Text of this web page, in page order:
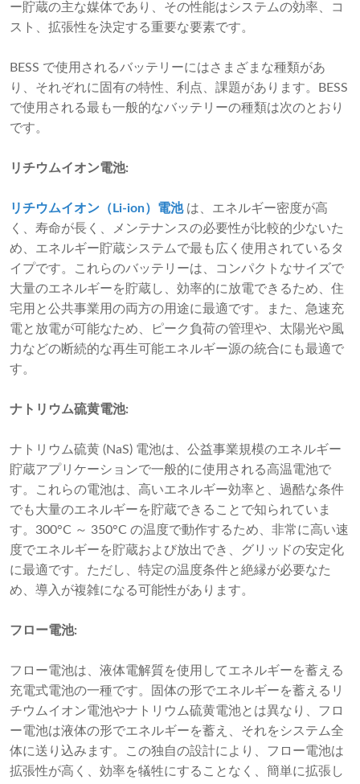
ー貯蔵の主な媒体であり、その性能はシステムの効率、コ
スト、拡張性を決定する重要な要素です。
BESS で使用されるバッテリーにはさまざまな種類があ
り、それぞれに固有の特性、利点、課題があります。BESS
で使用される最も一般的なバッテリーの種類は次のとおり
です。
リチウムイオン電池:
リチウムイオン（Li-ion）電池は、エネルギー密度が高
く、寿命が長く、メンテナンスの必要性が比較的少ないた
め、エネルギー貯蔵システムで最も広く使用されているタ
イプです。これらのバッテリーは、コンパクトなサイズで
大量のエネルギーを貯蔵し、効率的に放電できるため、住
宅用と公共事業用の両方の用途に最適です。また、急速充
電と放電が可能なため、ピーク負荷の管理や、太陽光や風
力などの断続的な再生可能エネルギー源の統合にも最適で
す。
ナトリウム硫黄電池:
ナトリウム硫黄 (NaS) 電池は、公益事業規模のエネルギー
貯蔵アプリケーションで一般的に使用される高温電池で
す。これらの電池は、高いエネルギー効率と、過酷な条件
でも大量のエネルギーを貯蔵できることで知られていま
す。300°C ～ 350°C の温度で動作するため、非常に高い速
度でエネルギーを貯蔵および放出でき、グリッドの安定化
に最適です。ただし、特定の温度条件と絶縁が必要なた
め、導入が複雑になる可能性があります。
フロー電池:
フロー電池は、液体電解質を使用してエネルギーを蓄える
充電式電池の一種です。固体の形でエネルギーを蓄えるリ
チウムイオン電池やナトリウム硫黄電池とは異なり、フロ
ー電池は液体の形でエネルギーを蓄え、それをシステム全
体に送り込みます。この独自の設計により、フロー電池は
拡張性が高く、効率を犠牲にすることなく、簡単に拡張し